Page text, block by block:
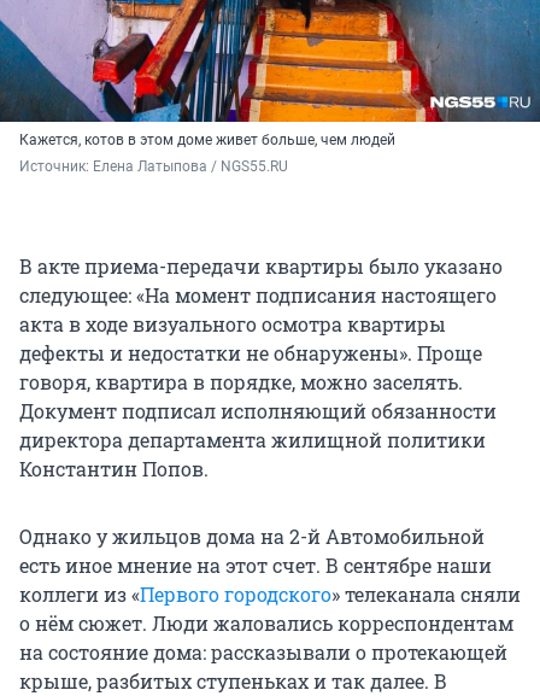
Кажется, котов в этом доме живет больше, чем людей
Источник: Елена Латыпова / NGS55.RU
В акте приема-передачи квартиры было указано
следующее: «На момент подписания настоящего
акта в ходе визуального осмотра квартиры
дефекты и недостатки не обнаружены». Проще
говоря, квартира в порядке, можно заселять.
Документ подписал исполняющий обязанности
директора департамента жилищной политики
Константин Попов.
Однако у жильцов дома на 2-й Автомобильной
есть иное мнение на этот счет. В сентябре наши
коллеги из «Первого городского» телеканала сняли
о нём сюжет. Люди жаловались корреспондентам
на состояние дома: рассказывали о протекающей
крыше, разбитых ступеньках и так далее. В